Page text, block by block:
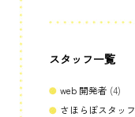
スタッフ一覧
web 開発者 (4)
さほらぼスタッフ